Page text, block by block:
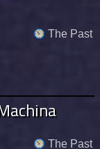
The Past
The Past